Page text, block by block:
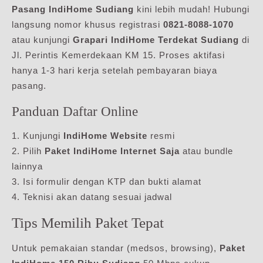
Pasang IndiHome Sudiang kini lebih mudah! Hubungi
langsung nomor khusus registrasi 0821-8088-1070
atau kunjungi Grapari IndiHome Terdekat Sudiang di
Jl. Perintis Kemerdekaan KM 15. Proses aktifasi
hanya 1-3 hari kerja setelah pembayaran biaya
pasang.
Panduan Daftar Online
1. Kunjungi IndiHome Website resmi
2. Pilih Paket IndiHome Internet Saja atau bundle
lainnya
3. Isi formulir dengan KTP dan bukti alamat
4. Teknisi akan datang sesuai jadwal
Tips Memilih Paket Tepat
Untuk pemakaian standar (medsos, browsing), Paket